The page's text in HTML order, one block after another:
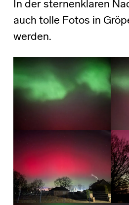
In der sternenklaren
auch tolle Fotos in
werden.